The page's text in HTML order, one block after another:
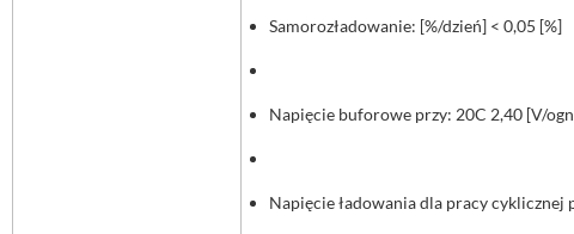
Samorozładowanie: [%/dzień] < 0,05 [%]
Napięcie buforowe przy: 20C 2,40 [V/
Napięcie ładowania dla pracy cyklicznej